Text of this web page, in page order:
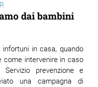
dai bambini
infortuni in casa, quando
come intervenire in caso
prevenzione e
una campagna di